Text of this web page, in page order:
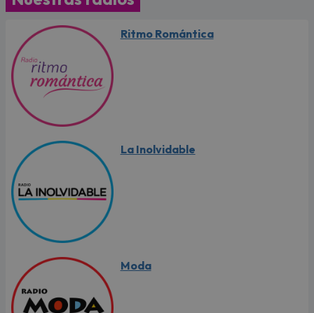
Ritmo Romántica
La Inolvidable
Moda